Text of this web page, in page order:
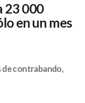
23 000
en un mes
de contrabando,